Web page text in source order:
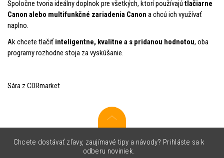
Spoločne tvoria ideálny doplnok pre všetkých, ktorí používajú tlačiarne
Canon alebo multifunkčné zariadenia Canon a chcú ich využívať
naplno.
Ak chcete tlačiť inteligentne, kvalitne a s pridanou hodnotou, oba
programy rozhodne stoja za vyskúšanie.
Sára z CDRmarket
Chcete dostávať zľavy, zaujímavé tipy a návody? Prihláste sa k
odberu noviniek.